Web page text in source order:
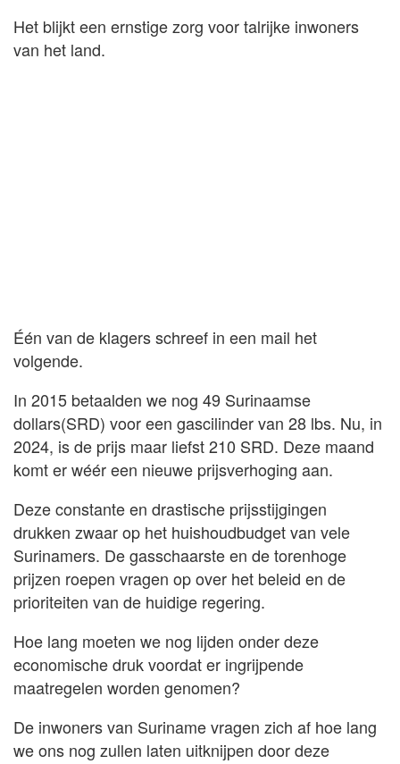
Het blijkt een ernstige zorg voor talrijke inwoners
van het land.
Één van de klagers schreef in een mail het
volgende.
In 2015 betaalden we nog 49 Surinaamse
dollars(SRD) voor een gascilinder van 28 lbs. Nu, in
2024, is de prijs maar liefst 210 SRD. Deze maand
komt er wéér een nieuwe prijsverhoging aan.
Deze constante en drastische prijsstijgingen
drukken zwaar op het huishoudbudget van vele
Surinamers. De gasschaarste en de torenhoge
prijzen roepen vragen op over het beleid en de
prioriteiten van de huidige regering.
Hoe lang moeten we nog lijden onder deze
economische druk voordat er ingrijpende
maatregelen worden genomen?
De inwoners van Suriname vragen zich af hoe lang
we ons nog zullen laten uitknijpen door deze